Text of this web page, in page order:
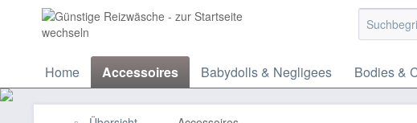
Home Accessoires Babydolls & Negligees Bodies &